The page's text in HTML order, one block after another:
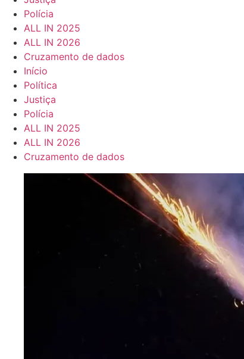
Polícia
ALL IN 2025
ALL IN 2026
Cruzamento de dados
Início
Política
Justiça
Polícia
ALL IN 2025
ALL IN 2026
Cruzamento de dados